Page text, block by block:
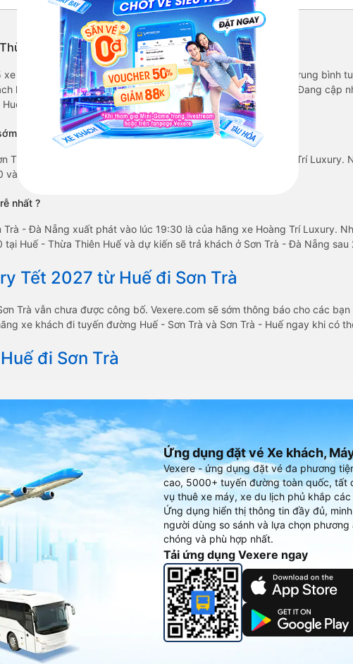
Thiên Huế từ Sơn Trà - Đà Nẵng
Hoàng Trí Luxury được đánh giá là xe khách có chất lượng Trung bình
hàng. Với giá vé chỉ từ 180000 đ và các tiện ích trên xe như: Đang cập
đi Sơn Trà - Đà Nẵng.
nhất ?
Trà - Đà Nẵng xuất phát vào lúc 07:30 là của hãng xe Hoàng Trí Luxury.
dự kiến sẽ trả khách ở Sơn Trà - Đà Nẵng sau 2.5 giờ.
nhất ?
- Đà Nẵng xuất phát vào lúc 19:30 là của hãng xe Hoàng Trí Luxury.
Huế - Thừa Thiên Huế và dự kiến sẽ trả khách ở Sơn Trà - Đà Nẵng sau
Tết 2027 từ Huế đi Sơn Trà
Trà vẫn chưa được công bố. Vexere.com sẽ sớm thông báo cho các
xe khách đi tuyến đường Huế - Sơn Trà và Sơn Trà - Huế ngay khi có
đi Sơn Trà
Ứng dụng đặt vé Xe khách,
Vexere - ứng dụng đặt vé đa phương
cao, 5000+ tuyến đường toàn quốc, tất
vụ thuê xe máy, xe du lịch phủ khắp
Ứng dụng hiển thị thông tin đầy đủ,
người dùng so sánh và lựa chọn
chóng và phù hợp nhất.
Tải ứng dụng Vexere ngay